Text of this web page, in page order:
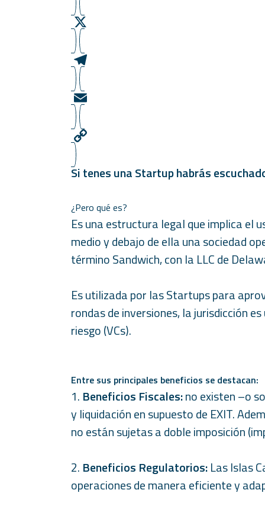
b
o
o
k
a
t
s
A
p
p
L
n
k
e
d
n
X
T
e
e
g
r
m
E
m
a
i
C
o
y
L
i
n
k
Si tenes una Startup habrás
¿Pero qué es?
Es una estructura legal que implica el
medio y debajo de ella una sociedad
término Sandwich, con la LLC de
Es utilizada por las Startups para
rondas de inversiones, la jurisdicción
riesgo (VCs).
Entre sus principales beneficios se destacan:
1. Beneficios Fiscales:no existen –o
y liquidación en supuesto de EXIT.
no están sujetas a doble imposición
2. Beneficios Regulatorios:Las Islas
operaciones de manera eficiente y